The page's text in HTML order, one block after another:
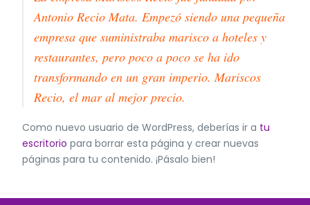
Antonio Recio Mata. Empezó siendo una pequeña
empresa que suministraba marisco a hoteles y
restaurantes, pero poco a poco se ha ido
transformando en un gran imperio. Mariscos
Recio, el mar al mejor precio.
Como nuevo usuario de WordPress, deberías ir a tu
escritorio para borrar esta página y crear nuevas
páginas para tu contenido. ¡Pásalo bien!